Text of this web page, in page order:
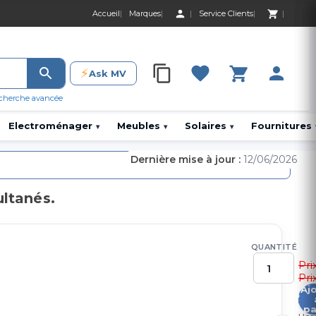
Accueil Marques Service Clients
0 Produit 0,00
avancée
⚡Ask MV 0 Produit 0,00 DH
Electroménager ▾ Meubles ▾ Solaires ▾ Fournitures
QUANTITÉ
5
Dernière mise à jour : 12/06/2026